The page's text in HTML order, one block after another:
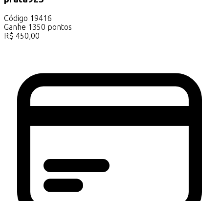
Código 19416
Ganhe 1350 pontos
R$ 450,00